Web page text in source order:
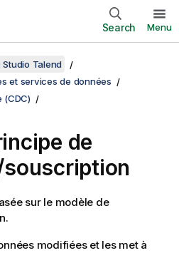
Search Menu
Talend
et services de données
(CDC)
de
sur le modèle de
modifiées et les met à